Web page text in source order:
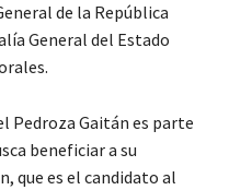
de la República
General del Estado
Pedroza Gaitán es parte
beneficiar a su
que es el candidato al